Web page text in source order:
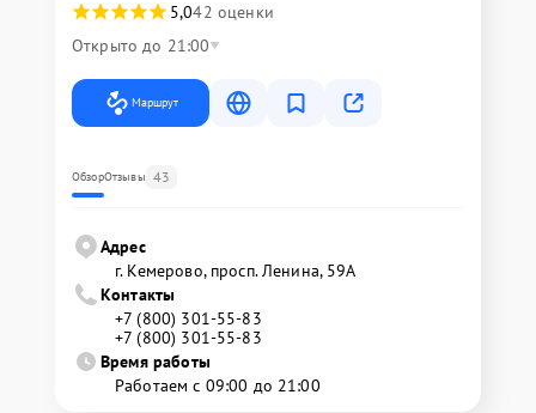
5,042 оценки
Открыто до 21:00
Маршрут
ОбзорОтзывы 43
Адрес
г. Кемерово, просп. Ленина, 59А
Контакты
+7 (800) 301-55-83
+7 (800) 301-55-83
Время работы
Работаем с 09:00 до 21:00